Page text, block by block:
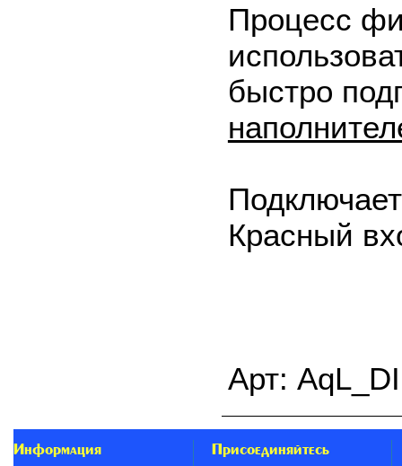
Процесс
быстро
Красный
Арт: AqL_DI
Информация Присоединяйтесь